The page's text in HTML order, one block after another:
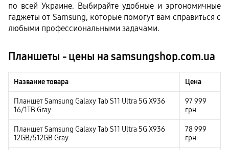
по всей Украине. Выбирайте удобные и эргономичные
гаджеты от Samsung, которые помогут вам справиться с
любыми профессиональными задачами.
Планшеты - цены на samsungshop.com.ua
Название товара Цена
Планшет Samsung Galaxy Tab S11 Ultra 5G X936
16/1TB Gray
97 999
грн
Планшет Samsung Galaxy Tab S11 Ultra 5G X936
12GB/512GB Gray
78 999
грн